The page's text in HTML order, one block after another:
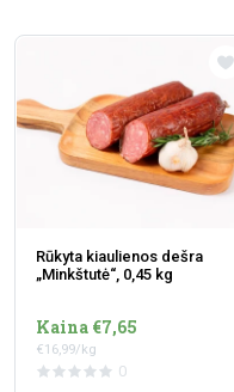
Rūkyta kiaulienos dešra
„Minkštutė“, 0,45 kg
Kaina €7,65
€16,99/kg
0